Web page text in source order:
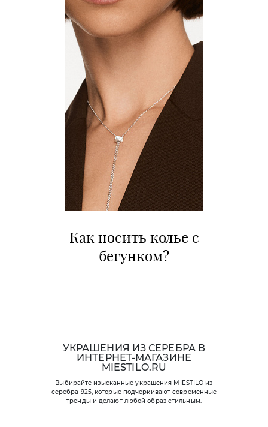
Как носить колье с
бегунком?
УКРАШЕНИЯ ИЗ СЕРЕБРА В
ИНТЕРНЕТ-МАГАЗИНЕ
MIESTILO.RU
Выбирайте изысканные украшения MIESTILO из
серебра 925, которые подчеркивают современные
тренды и делают любой образ стильным.